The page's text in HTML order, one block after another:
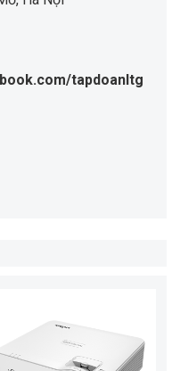
tapdoanltg